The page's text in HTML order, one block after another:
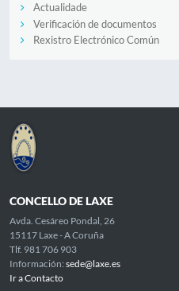
Actualidade
Verificación de documentos
Rexistro Electrónico Común
CONCELLO DE LAXE
Avda. Cesáreo Pondal, 26
15117 Laxe - A Coruña
Tlf. 981 706 903
Información: sede@laxe.es
Ir a Contacto